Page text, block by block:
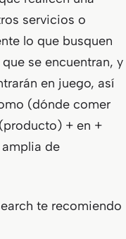
servicios o
lo que busquen
se encuentran, y
en juego, así
(dónde comer
+ en +
de
te recomiendo